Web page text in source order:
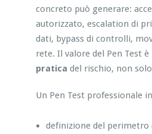
concreto può generare:
autorizzato, escalation di
dati, bypass di controlli,
rete. Il valore del Pen Test è
pratica del rischio, non
Un Pen Test professionale
definizione del perimetro